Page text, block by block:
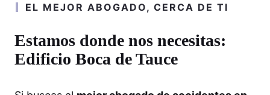
EL MEJOR ABOGADO, CERCA DE TI
Estamos donde nos necesitas:
Edificio Boca de Tauce